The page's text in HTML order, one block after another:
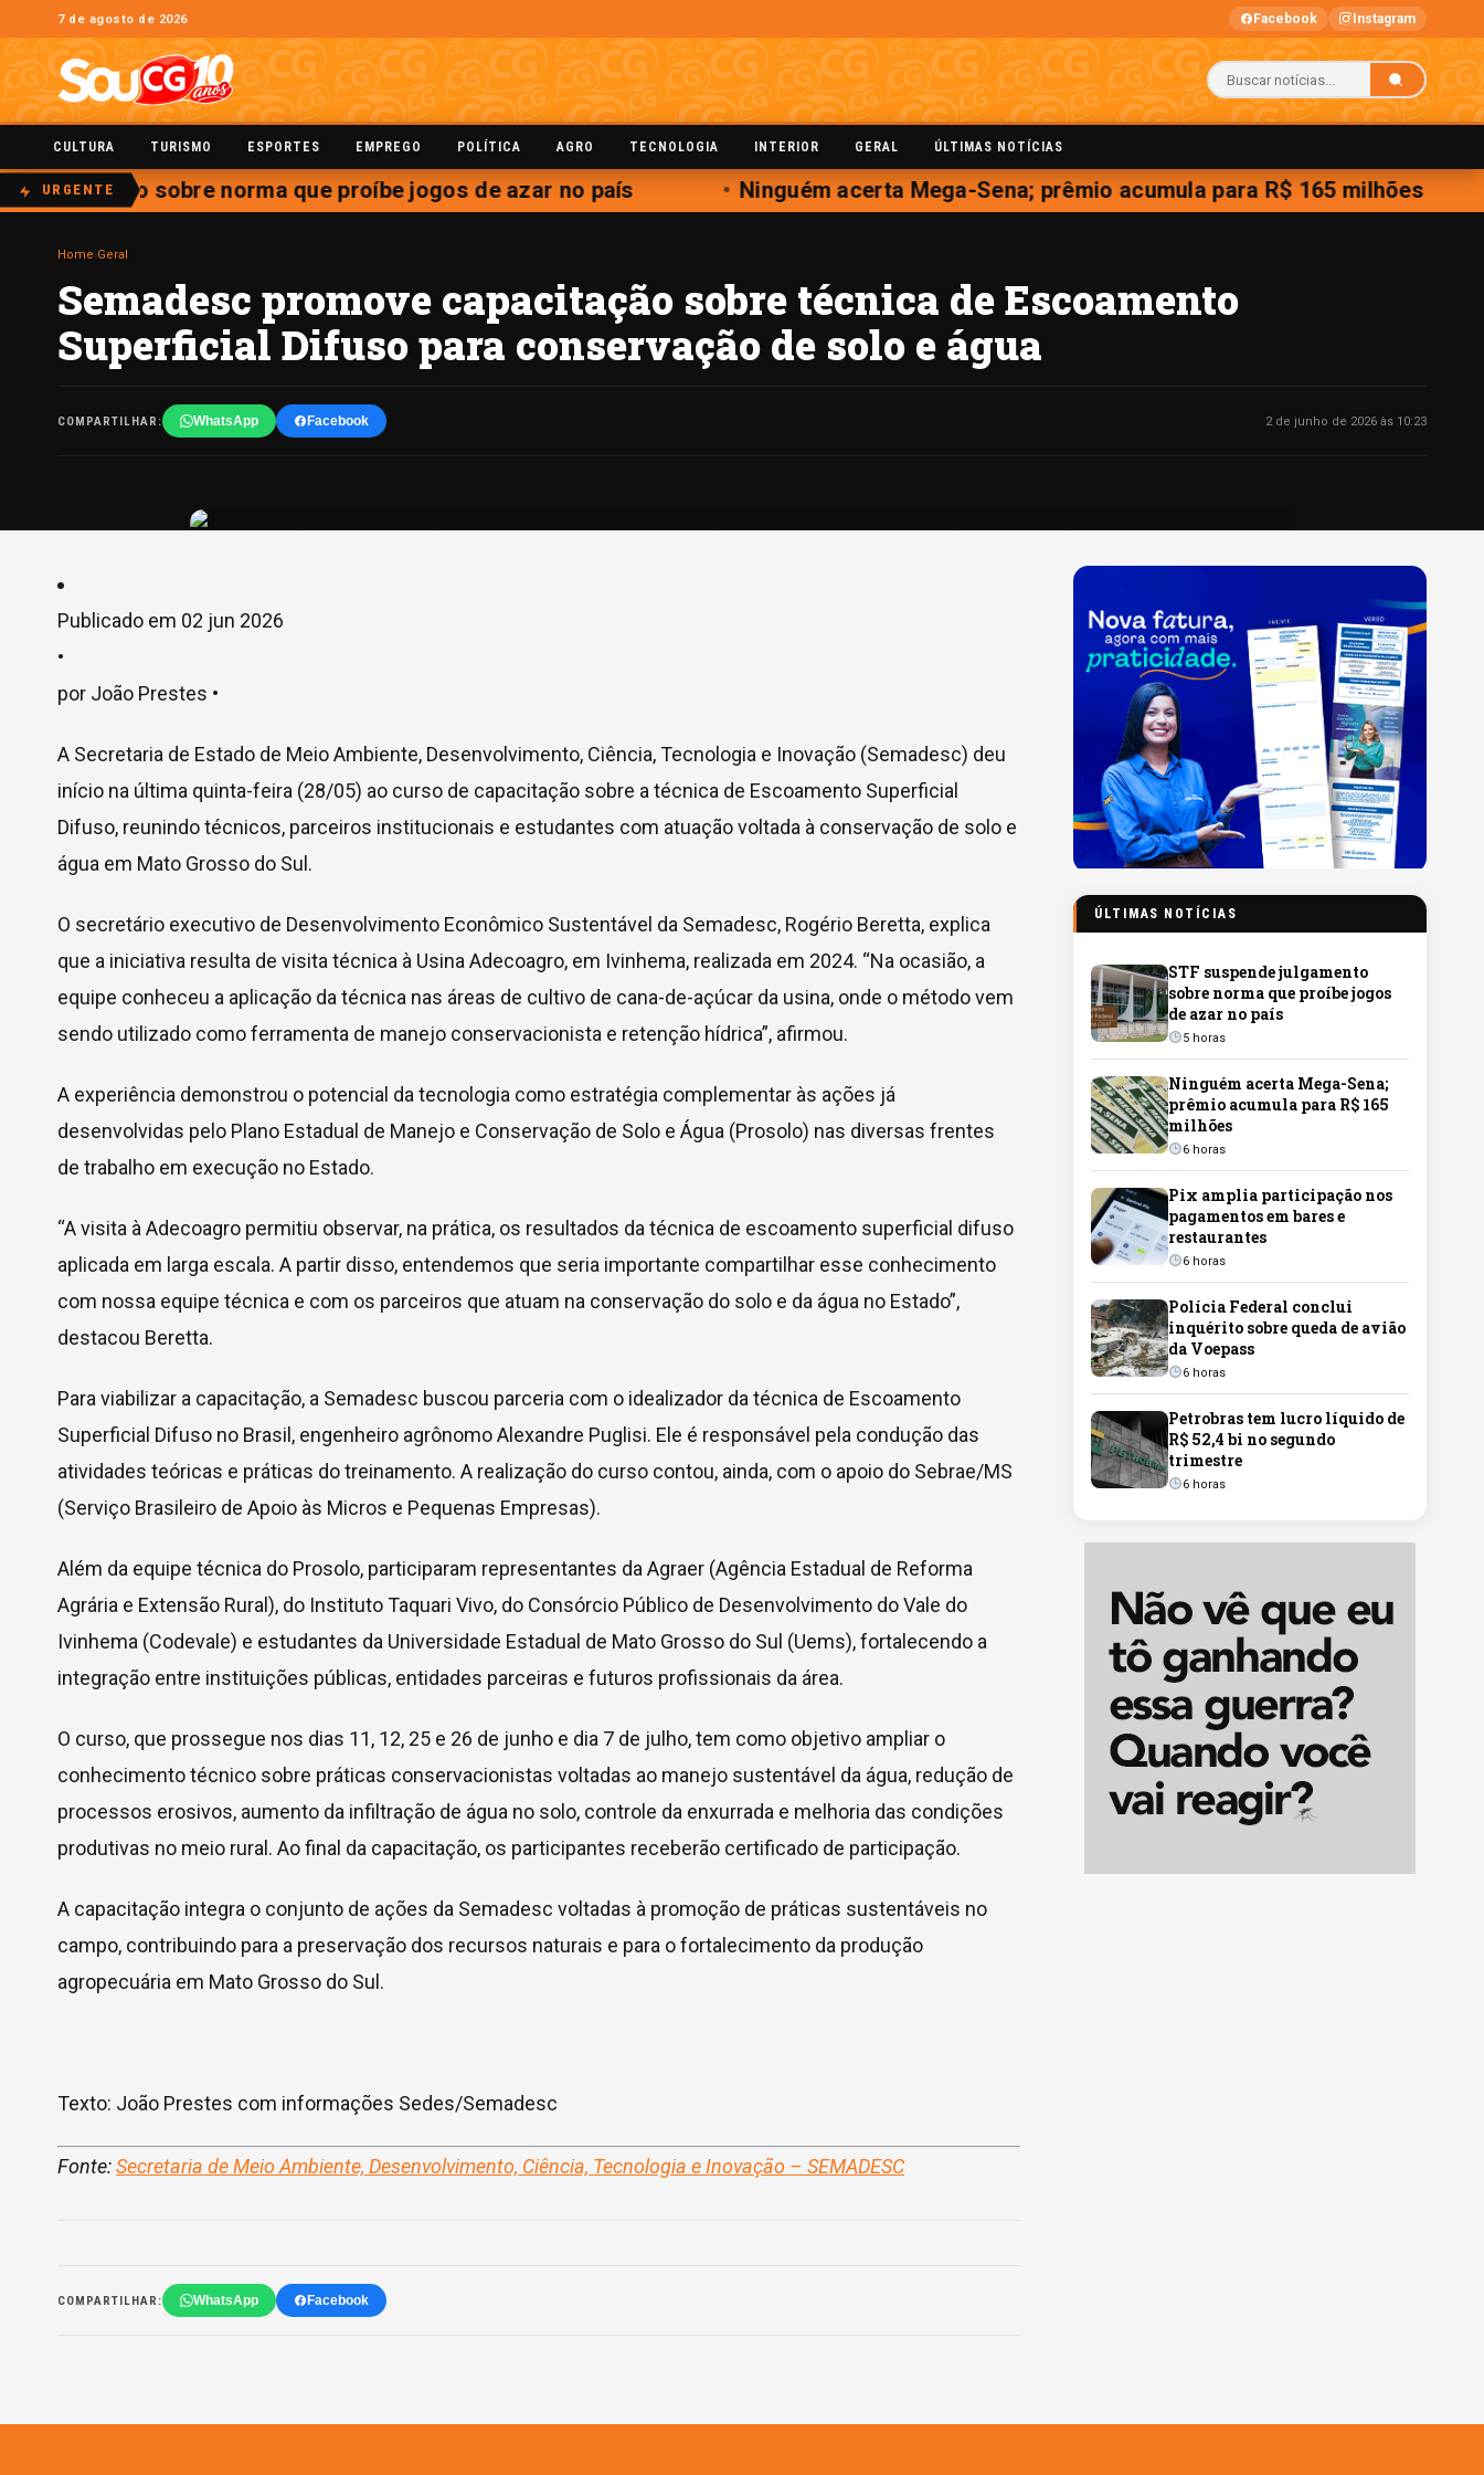
7 de agosto de 2026 Facebook Instagram
CULTURA TURISMO ESPORTES EMPREGO POLÍTICA AGRO TECNOLOGIA INTERIOR GERAL ÚLTIMAS NOTÍCIAS
URGENTE
julgamento sobre norma que proíbe jogos de azar no país Ninguém acerta Mega-Sena; prêmio acumula para R$ 165 milhões
Home Geral
Semadesc promove capacitação sobre técnica de Escoamento
Superficial Difuso para conservação de solo e água
COMPARTILHAR: WhatsApp Facebook 2 de junho de 2026 às 10:23
Publicado em 02 jun 2026
•
por João Prestes •
A Secretaria de Estado de Meio Ambiente, Desenvolvimento, Ciência, Tecnologia e Inovação (Semadesc) deu
início na última quinta-feira (28/05) ao curso de capacitação sobre a técnica de Escoamento Superficial
Difuso, reunindo técnicos, parceiros institucionais e estudantes com atuação voltada à conservação de solo e
água em Mato Grosso do Sul.
O secretário executivo de Desenvolvimento Econômico Sustentável da Semadesc, Rogério Beretta, explica
que a iniciativa resulta de visita técnica à Usina Adecoagro, em Ivinhema, realizada em 2024. “Na ocasião, a
equipe conheceu a aplicação da técnica nas áreas de cultivo de cana-de-açúcar da usina, onde o método vem
sendo utilizado como ferramenta de manejo conservacionista e retenção hídrica”, afirmou.
A experiência demonstrou o potencial da tecnologia como estratégia complementar às ações já
desenvolvidas pelo Plano Estadual de Manejo e Conservação de Solo e Água (Prosolo) nas diversas frentes
de trabalho em execução no Estado.
“A visita à Adecoagro permitiu observar, na prática, os resultados da técnica de escoamento superficial difuso
aplicada em larga escala. A partir disso, entendemos que seria importante compartilhar esse conhecimento
com nossa equipe técnica e com os parceiros que atuam na conservação do solo e da água no Estado”,
destacou Beretta.
Para viabilizar a capacitação, a Semadesc buscou parceria com o idealizador da técnica de Escoamento
Superficial Difuso no Brasil, engenheiro agrônomo Alexandre Puglisi. Ele é responsável pela condução das
atividades teóricas e práticas do treinamento. A realização do curso contou, ainda, com o apoio do Sebrae/MS
(Serviço Brasileiro de Apoio às Micros e Pequenas Empresas).
Além da equipe técnica do Prosolo, participaram representantes da Agraer (Agência Estadual de Reforma
Agrária e Extensão Rural), do Instituto Taquari Vivo, do Consórcio Público de Desenvolvimento do Vale do
Ivinhema (Codevale) e estudantes da Universidade Estadual de Mato Grosso do Sul (Uems), fortalecendo a
integração entre instituições públicas, entidades parceiras e futuros profissionais da área.
O curso, que prossegue nos dias 11, 12, 25 e 26 de junho e dia 7 de julho, tem como objetivo ampliar o
conhecimento técnico sobre práticas conservacionistas voltadas ao manejo sustentável da água, redução de
processos erosivos, aumento da infiltração de água no solo, controle da enxurrada e melhoria das condições
produtivas no meio rural. Ao final da capacitação, os participantes receberão certificado de participação.
A capacitação integra o conjunto de ações da Semadesc voltadas à promoção de práticas sustentáveis no
campo, contribuindo para a preservação dos recursos naturais e para o fortalecimento da produção
agropecuária em Mato Grosso do Sul.
Texto: João Prestes com informações Sedes/Semadesc
Fonte:Secretaria de Meio Ambiente, Desenvolvimento, Ciência, Tecnologia e Inovação – SEMADESC
COMPARTILHAR: WhatsApp Facebook
ÚLTIMAS NOTÍCIAS
STF suspende julgamento
sobre norma que proíbe jogos
de azar no país
5 horas
Ninguém acerta Mega-Sena;
prêmio acumula para R$ 165
milhões
6 horas
Pix amplia participação nos
pagamentos em bares e
restaurantes
6 horas
Polícia Federal conclui
inquérito sobre queda de avião
da Voepass
6 horas
Petrobras tem lucro líquido de
R$ 52,4 bi no segundo
trimestre
6 horas